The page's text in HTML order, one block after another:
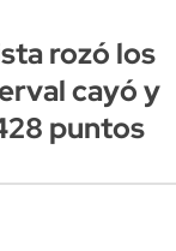
rozó los
cayó y
puntos